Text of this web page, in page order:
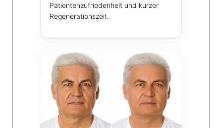
Patientenzufriedenheit und kurzer
Regenerationszeit.